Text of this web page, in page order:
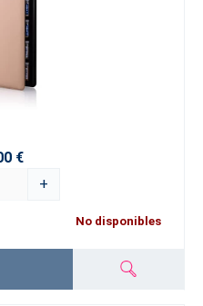
€
+
No disponibles